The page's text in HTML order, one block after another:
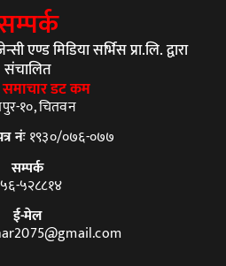
एण्ड मिडिया सर्भिस प्रा.लि. द्वारा
संचालित
डट कम
१०, चितवन
नंः१९३०/०७६-०७७
सम्पर्क
५२८८१४
ई-मेल